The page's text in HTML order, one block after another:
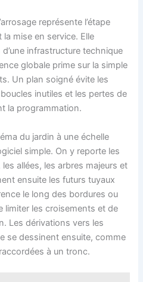
représente l’étape
la mise en service. Elle
infrastructure technique
globale prime sur la simple
Un plan soigné évite les
inutiles et les pertes de
la programmation.
du jardin à une échelle
simple. On y reporte les
allées, les arbres majeurs et
ensuite les futurs tuyaux
le long des bordures ou
limiter les croisements et de
Les dérivations vers les
se dessinent ensuite, comme
à un tronc.